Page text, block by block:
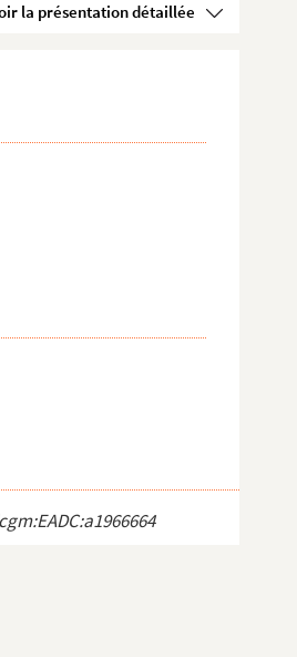
Voir la présentation détaillée